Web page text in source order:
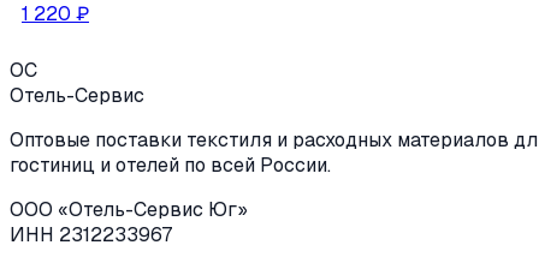
1 220 ₽
ОС
Отель-Сервис
Оптовые поставки текстиля и расходных материалов
гостиниц и отелей по всей России.
ООО «Отель-Сервис Юг»
ИНН 2312233967